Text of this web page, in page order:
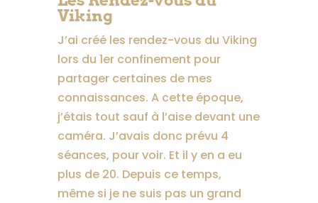
Viking
J’ai créé les rendez-vous du Viking
lors du 1er confinement pour
partager certaines de mes
connaissances. A cette époque,
j’étais tout sauf à l’aise devant une
caméra. J’avais donc prévu 4
séances, pour voir. Et il y en a eu
plus de 20. Depuis ce temps,
même si je ne suis pas un grand